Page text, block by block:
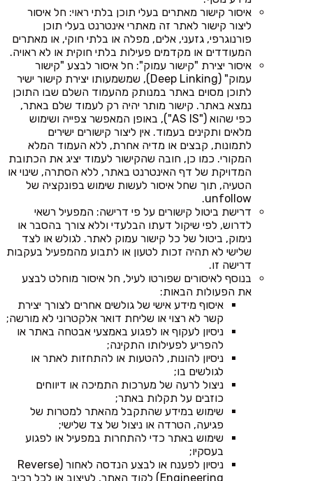
איסור קישור מאתרים בעלי תוכן בלתי ראוי: חל איסור
ליצור קישור לאתר זה מאתרי אינטרנט בעלי תוכן
פורנוגרפי, גזעני, אלים, מפלה או בלתי חוקי, או מאתרים
המעודדים או מקדמים פעילות בלתי חוקית או לא ראויה.
איסור יצירת "קישור עמוק": חל איסור לבצע "קישור
עמוק" (Deep Linking), שמשמעותו יצירת קישור ישיר
לתוכן מסוים באתר במנותק מהעמוד השלם שבו התוכן
נמצא באתר. קישור מותר יהיה רק לעמוד שלם באתר,
כפי שהוא ("AS IS"), באופן המאפשר צפייה ושימוש
מלאים ותקינים בעמוד. אין ליצור קישורים ישירים
לתמונות, קבצים או מדיה אחרת, ללא העמוד המלא
המקורי. כמו כן, חובה שהקישור לעמוד יציג את הכתובת
המדויקת של דף האינטרנט באתר, ללא הסתרה, שינוי או
הטעיה, תוך שחל איסור לעשות שימוש בפונקציה של
unfollow.
דרישת ביטול קישורים על פי דרישה: המפעיל רשאי
לדרוש, לפי שיקול דעתו הבלעדי וללא צורך בהסבר או
נימוק, ביטול של כל קישור עמוק לאתר. לגולש או לצד
שלישי לא תהיה זכות לטעון או לתבוע מהמפעיל בעקבות
דרישה זו.
בנוסף לאיסורים שפורטו לעיל, חל איסור מוחלט לבצע
את הפעולות הבאות:
איסוף מידע אישי של גולשים אחרים לצורך יצירת
קשר לא רצוי או שליחת דואר אלקטרוני לא מורשה;
ניסיון לעקוף או לפגוע באמצעי אבטחה באתר או
להפריע לפעילותו התקינה;
ניסיון להונות, להטעות או להתחזות לאתר או
לגולשים בו;
ניצול לרעה של מערכות התמיכה או דיווחים
כוזבים על תקלות באתר;
שימוש במידע שהתקבל מהאתר למטרות של
פגיעה, הטרדה או ניצול של צד שלישי;
שימוש באתר כדי להתחרות במפעיל או לפגוע
בעסקיו;
ניסיון לפענח או לבצע הנדסה לאחור (Reverse
Engineering) לקוד האתר, לעיצוב או לכל רכיב